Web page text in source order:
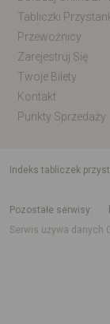
Tabliczki
Przewoźnicy
Zarejestruj Się
Twoje Bilety
Kontakt
Punkty Sprzedaży
indeks tabliczek
Pozostałe serwisy
Serwis używa danych